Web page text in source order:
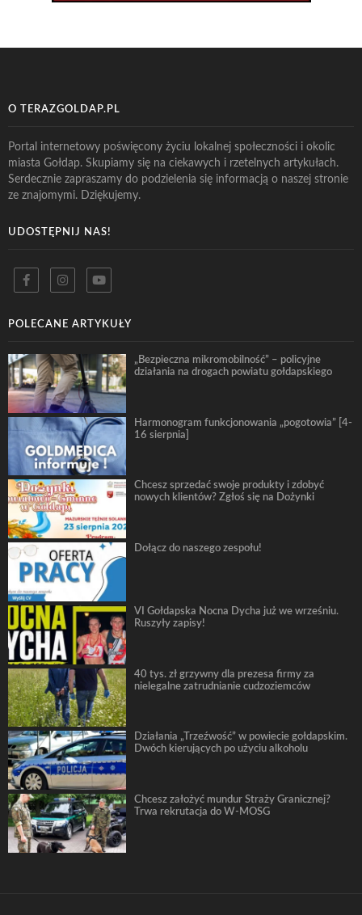
O TERAZGOLDAP.PL
Portal internetowy poświęcony życiu lokalnej społeczności i okolic
miasta Gołdap. Skupiamy się na ciekawych i rzetelnych artykułach.
Serdecznie zapraszamy do podzielenia się informacją o naszej stronie
ze znajomymi. Dziękujemy.
UDOSTĘPNIJ NAS!
POLECANE ARTYKUŁY
„Bezpieczna mikromobilność” – policyjne
działania na drogach powiatu gołdapskiego
Harmonogram funkcjonowania „pogotowia” [4-
16 sierpnia]
Chcesz sprzedać swoje produkty i zdobyć
nowych klientów? Zgłoś się na Dożynki
Dołącz do naszego zespołu!
VI Gołdapska Nocna Dycha już we wrześniu.
Ruszyły zapisy!
40 tys. zł grzywny dla prezesa firmy za
nielegalne zatrudnianie cudzoziemców
Działania „Trzeźwość” w powiecie gołdapskim.
Dwóch kierujących po użyciu alkoholu
Chcesz założyć mundur Straży Granicznej?
Trwa rekrutacja do W-MOSG